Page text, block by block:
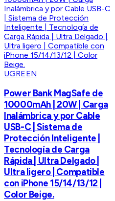
UGREEN
Power Bank MagSafe de
10000mAh | 20W | Carga
Inalámbrica y por Cable
USB-C | Sistema de
Protección Inteligente |
Tecnología de Carga
Rápida | Ultra Delgado |
Ultra ligero | Compatible
con iPhone 15/14/13/12 |
Color Beige.